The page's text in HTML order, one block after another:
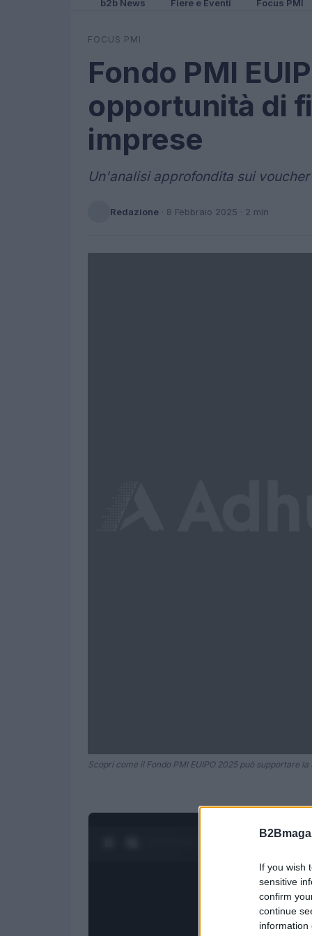
If you wish
sensitive
confirm
continue
information
b2b News Fiere e Eventi Focus PMI
FOCUS PMI
Fondo PMI
opportunità di
imprese
Un'analisi approfondita sui
Redazione · 8 Febbraio 2025 · 2 min
Scopri come il Fondo PMI EUIPO 2025 può supportare la